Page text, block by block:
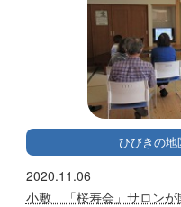
ひびきの
2020.11.06
小敷 「桜寿会」サロンが